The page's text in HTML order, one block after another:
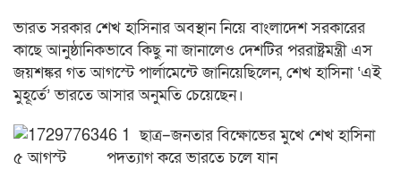
ভারত সরকার শেখ হাসিনার অবস্থান নিয়ে বাংলাদেশ সরকারের
কাছে আনুষ্ঠানিকভাবে কিছু না জানালেও দেশটির পররাষ্ট্রমন্ত্রী এস
জয়শঙ্কর গত আগস্টে পার্লামেন্টে জানিয়েছিলেন, শেখ হাসিনা ‘এই
মুহূর্তে’ ভারতে আসার অনুমতি চেয়েছেন।
ছাত্র–জনতার বিক্ষোভের মুখে শেখ হাসিনা
৫ আগস্ট পদত্যাগ করে ভারতে চলে যান